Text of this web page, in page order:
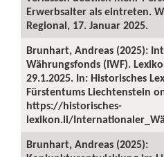
Erwerbsalter als eintreten.
Regional, 17. Januar 2025.
Brunhart, Andreas (2025):
Währungsfonds (IWF).
29.1.2025. In: Historisches
Fürstentums Liechtenstein
https://historisches-
lexikon.li/
Brunhart, Andreas (2025):